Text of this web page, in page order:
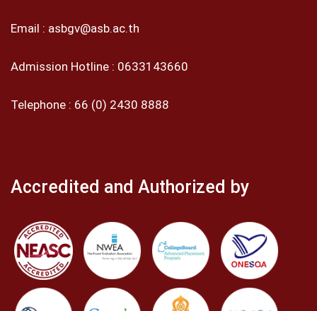
Email : asbgv@asb.ac.th
Admission Hotline : 0633143660
Telephone : 66 (0) 2430 8888
Accredited and Authorized by